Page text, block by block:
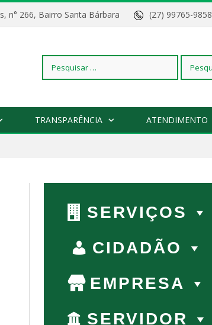
n° 266, Bairro Santa Bárbara (27) 99765-9858
Pesquisar
TRANSPARÊNCIA ATENDIMENTO
SERVIÇOS
CIDADÃO
EMPRESA
SERVIDOR